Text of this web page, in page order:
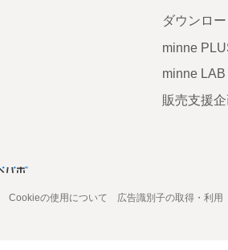
ダウンロ
minne
minne LAB
販売支援
Cookieの使用について 広告識別子の取得・利用